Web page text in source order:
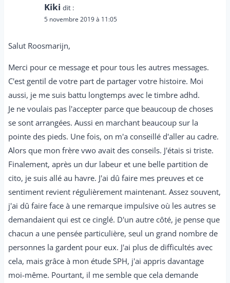
Kiki dit :
5 novembre 2019 à 11:05
Salut Roosmarijn,
Merci pour ce message et pour tous les autres messages.
C'est gentil de votre part de partager votre histoire. Moi
aussi, je me suis battu longtemps avec le timbre adhd.
Je ne voulais pas l'accepter parce que beaucoup de choses
se sont arrangées. Aussi en marchant beaucoup sur la
pointe des pieds. Une fois, on m'a conseillé d'aller au cadre.
Alors que mon frère vwo avait des conseils. J'étais si triste.
Finalement, après un dur labeur et une belle partition de
cito, je suis allé au havre. J'ai dû faire mes preuves et ce
sentiment revient régulièrement maintenant. Assez souvent,
j'ai dû faire face à une remarque impulsive où les autres se
demandaient qui est ce cinglé. D'un autre côté, je pense que
chacun a une pensée particulière, seul un grand nombre de
personnes la gardent pour eux. J'ai plus de difficultés avec
cela, mais grâce à mon étude SPH, j'ai appris davantage
moi-même. Pourtant, il me semble que cela demande